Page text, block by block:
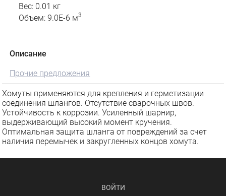
Вес: 0.01 кг
Объем: 9.0E-6 м3
Описание
Прочие предложения
Хомуты применяются для крепления и герметизации
соединения шлангов. Отсутствие сварочных швов.
Устойчивость к коррозии. Усиленный шарнир,
выдерживающий высокий момент кручения.
Оптимальная защита шланга от повреждений за счет
наличия перемычек и закругленных концов хомута.
ВОЙТИ